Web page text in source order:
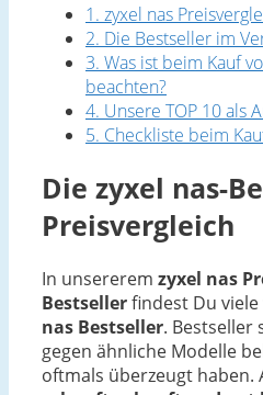
1. zyxel nas
2. Die Bestseller im
3. Was ist beim Kauf
beachten?
4. Unsere TOP 10 als
5. Checkliste beim
Die zyxel nas-
Preisvergleich
In unsererem zyxel nas
Bestsellerfindest Du
nas Bestseller. Bestseller
gegen ähnliche Modelle
oftmals überzeugt haben.